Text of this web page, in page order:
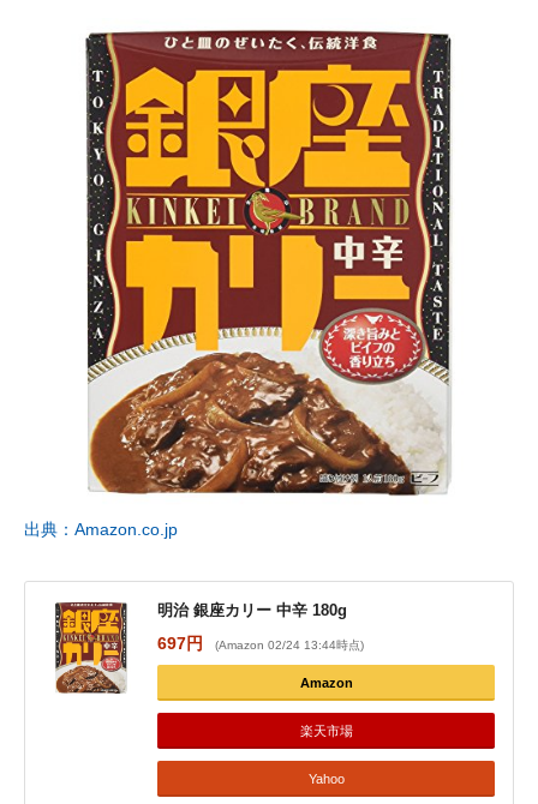
スマホと通信の最新トレンド
進化するPCとデバイスの未来
好きが集まる 比べて選べる
ビジネスと働き方のヒント
AI活用のいまが分かる
企業ITのトレンドを詳説
経営リーダーのコミュニティ
マーケ×ITの今がよく分かる
ITエンジニア向け専門サイト
製造業のIT導入・活用を支援
モノづくり技術者専門サイト
エレクトロニクス専門サイト
電子設計の基本と応用
出典：Amazon.co.jp
明治 銀座カリー 中辛 180g
697円 (Amazon 02/24 13:44時点)
Amazon
楽天市場
Yahoo